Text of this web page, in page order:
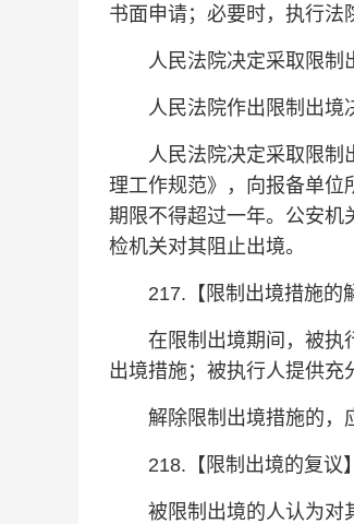
书面申请；必要时，执行法
人民法院决定采取限制出
人民法院作出限制出境决
人民法院决定采取限制出
理工作规范》，向报备单位
期限不得超过一年。公安机
检机关对其阻止出境。
217.【限制出境措施的解
在限制出境期间，被执行
出境措施；被执行人提供充
解除限制出境措施的，应
218.【限制出境的复议】
被限制出境的人认为对其